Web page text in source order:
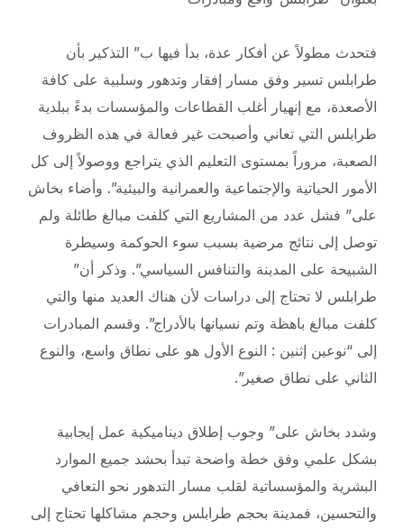
فتحدث مطولاً عن أفكار عدة، بدأ فيها ب” التذكير بأن
طرابلس تسير وفق مسار إفقار وتدهور وسلبية على كافة
الأصعدة، مع إنهيار أغلب القطاعات والمؤسسات بدءً ببلدية
طرابلس التي تعاني وأصبحت غير فعالة في هذه الظروف
الصعبة، مروراً بمستوى التعليم الذي يتراجع ووصولاً إلى كل
الأمور الحياتية والإجتماعية والعمرانية والبيئية”. وأضاء بخاش
على” فشل عدد من المشاريع التي كلفت مبالغ طائلة ولم
توصل إلى نتائج مرضية بسبب سوء الحوكمة وسيطرة
الشبيحة على المدينة والتنافس السياسي”. وذكر أن”
طرابلس لا تحتاج إلى دراسات لأن هناك العديد منها والتي
كلفت مبالغ باهظة وتم نسيانها بالأدراج”. وقسم المبادرات
إلى “نوعين إثنين : النوع الأول هو على نطاق واسع، والنوع
الثاني على نطاق صغير”.
وشدد بخاش على” وجوب إطلاق ديناميكية عمل إيجابية
بشكل علمي وفق خطة واضحة تبدأ بحشد جميع الموارد
البشرية والمؤسساتية لقلب مسار التدهور نحو التعافي
والتحسين، فمدينة بحجم طرابلس وحجم مشاكلها تحتاج إلى